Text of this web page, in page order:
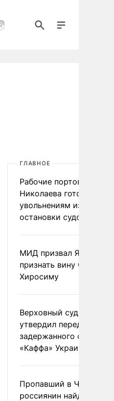
ГЛАВНОЕ
Рабочие портов
Николаева готовятся к
увольнениям из-за
остановки судоходства
МИД призвал Японию
признать вину США за
Хиросиму
Верховный суд Швеции
утвердил передачу
задержанного
«Каффа» Украине
Пропавший в
россиянин найден